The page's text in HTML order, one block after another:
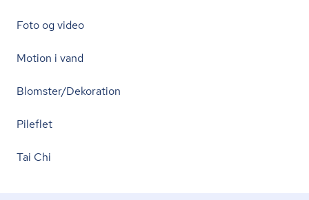
Foto og video
Motion i vand
Blomster/Dekoration
Pileflet
Tai Chi